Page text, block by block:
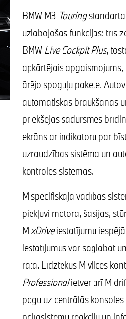
BMW M3 Touring
uzlabojošas funkcijas: trīs
BMWLive Cockpit Plus,
apkārtējais apgaismojums,
ārējo spoguļu pakete.
automātiskās braukšanas
priekšējās sadursmes
ekrāns ar indikatoru par
uzraudzības sistēma un
kontroles sistēmas.
M specifiskajā vadības
piekļuvi motora, šasijas,
MxDriveiestatījumu
iestatījumus var saglabāt
rata. Līdztekus M vilces
Professionalietver arī M
pogu uz centrālās